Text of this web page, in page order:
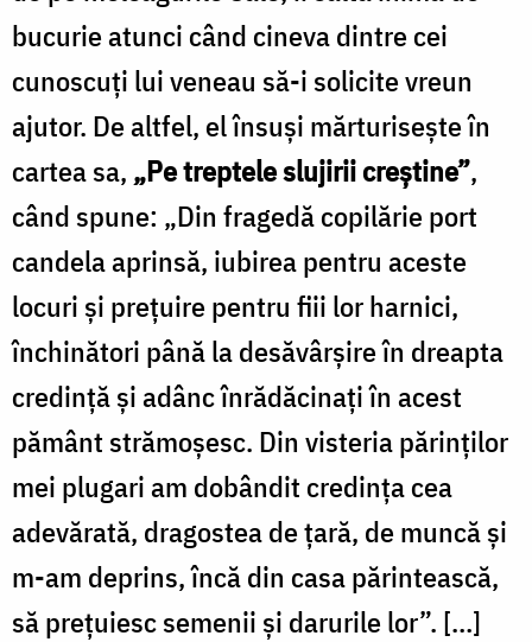
bucurie atunci când cineva dintre cei
cunoscuţi lui veneau să-i solicite vreun
ajutor. De altfel, el însuşi mărturiseşte în
cartea sa, „Pe treptele slujirii creştine”,
când spune: „Din fragedă copilărie port
candela aprinsă, iubirea pentru aceste
locuri şi preţuire pentru fiii lor harnici,
închinători până la desăvârşire în dreapta
credinţă şi adânc înrădăcinaţi în acest
pământ strămoşesc. Din visteria părinţilor
mei plugari am dobândit credinţa cea
adevărată, dragostea de ţară, de muncă şi
m-am deprins, încă din casa părintească,
să preţuiesc semenii şi darurile lor”. […]